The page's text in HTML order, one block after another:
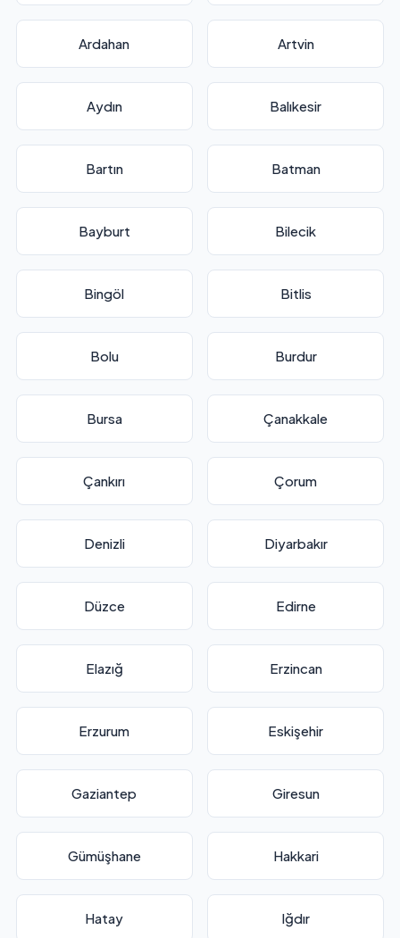
Ardahan Artvin
Aydın Balıkesir
Bartın Batman
Bayburt Bilecik
Bingöl Bitlis
Bolu Burdur
Bursa Çanakkale
Çankırı Çorum
Denizli Diyarbakır
Düzce Edirne
Elazığ Erzincan
Erzurum Eskişehir
Gaziantep Giresun
Gümüşhane Hakkari
Hatay Iğdır